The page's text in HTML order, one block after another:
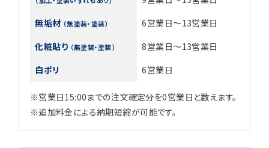
無垢材 （無塗装・塗装）
6営業日～13営業日
化粧貼り （無塗装・塗装）
8営業日～13営業日
白ポリ
6営業日
※営業日15:00までの注文確定分を0営業日と数えます。
※追加料金による納期短縮が可能です。